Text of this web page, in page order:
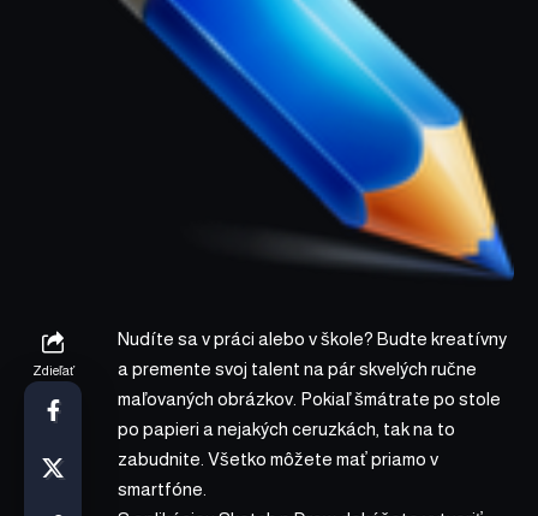
Zdieľať
Nudíte sa v práci alebo v škole? Budte kreatívny
a premente svoj talent na pár skvelých ručne
maľovaných obrázkov. Pokiaľ šmátrate po stole
po papieri a nejakých ceruzkách, tak na to
zabudnite. Všetko môžete mať priamo v
smartfóne.